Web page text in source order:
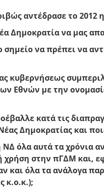
αντέδρασε το 2012
Δημοκρατία να μας
να πρέπει να
κυβερνήσεως
Εθνών με την
κατά τις
Δημοκρατίας και
ΝΔ όλα αυτά τα χρόνια
χρήση στην πΓΔΜ και,
και όλα τα ανάλογα
κ.ο.κ.);